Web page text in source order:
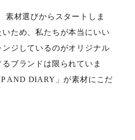
素材選びからスタートしま
ため、私たちが本当にいい
ジしているのがオリジナル
ブランドは限られていま
AND DIARY」が素材にこだ